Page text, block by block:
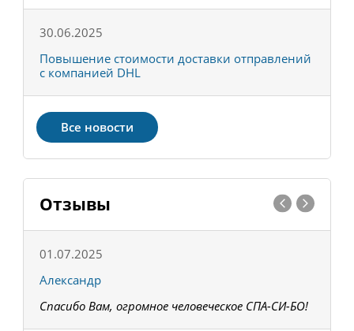
30.06.2025
Повышение стоимости доставки отправлений
с компанией DHL
Все новости
Отзывы
01.07.2025
Александр
Спасибо Вам, огромное человеческое СПА-СИ-БО!